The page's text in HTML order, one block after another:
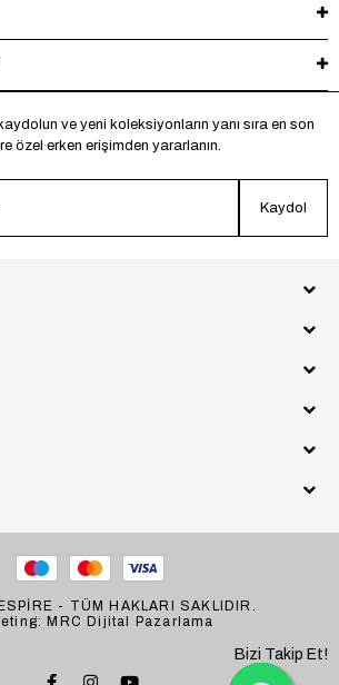
nakışlı bölgelere doğrudan ısı uygulamaktan
ve yeni koleksiyonların yanı sıra en son
özel erken erişimden yararlanın.
Kaydol
- TÜM HAKLARI SAKLIDIR.
MRC Dijital Pazarlama
Bizi Takip Et!